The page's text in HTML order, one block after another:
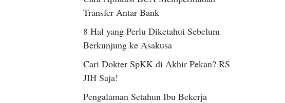
Transfer Antar Bank
8 Hal yang Perlu Diketahui Sebelum
Berkunjung ke Asakusa
Cari Dokter SpKK di Akhir Pekan? RS
JIH Saja!
Pengalaman Setahun Ibu Bekerja